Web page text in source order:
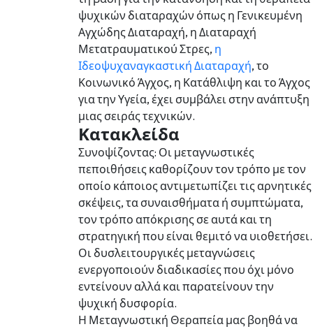
ψυχικών διαταραχών όπως η Γενικευμένη
Αγχώδης Διαταραχή, η Διαταραχή
Μετατραυματικού Στρες, η
Ιδεοψυχαναγκαστική Διαταραχή, το
Κοινωνικό Άγχος, η Κατάθλιψη και το Άγχος
για την Υγεία, έχει συμβάλει στην ανάπτυξη
μιας σειράς τεχνικών.
Κατακλείδα
Συνοψίζοντας: Οι μεταγνωστικές
πεποιθήσεις καθορίζουν τον τρόπο με τον
οποίο κάποιος αντιμετωπίζει τις αρνητικές
σκέψεις, τα συναισθήματα ή συμπτώματα,
τον τρόπο απόκρισης σε αυτά και τη
στρατηγική που είναι θεμιτό να υιοθετήσει.
Οι δυσλειτουργικές μεταγνώσεις
ενεργοποιούν διαδικασίες που όχι μόνο
εντείνουν αλλά και παρατείνουν την
ψυχική δυσφορία.
Η Μεταγνωστική Θεραπεία μας βοηθά να